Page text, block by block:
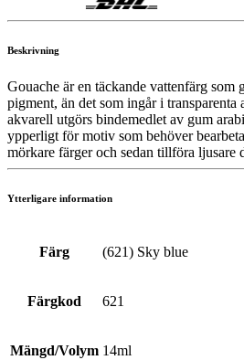
Beskrivning
Gouache är en täckande vattenfärg som
pigment, än det som ingår i
akvarell utgörs bindemedlet av gum
ypperligt för motiv som behöver
mörkare färger och sedan tillföra ljusare
Ytterligare information
Färg (621) Sky blue
Färgkod 621
Mängd/Volym 14ml